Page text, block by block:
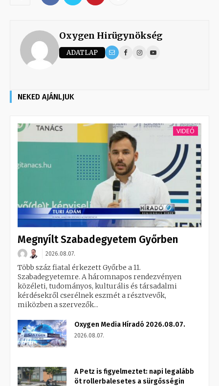
Oxygen Hirügynökség
ADATLAP
NEKED AJÁNLJUK
VIDEÓ
Megnyílt Szabadegyetem Győrben
2026.08.07.
Több száz fiatal érkezett Győrbe a 11.
Szabadegyetemre. A háromnapos rendezvényen
közéleti, tudományos, kulturális és társadalmi
kérdésekről cserélnek eszmét a résztvevők,
miközben a szervezők...
Oxygen Media Híradó 2026.08.07.
2026.08.07.
A Petz is figyelmeztet: napi legalább
öt rollerbalesetes a sürgősségin